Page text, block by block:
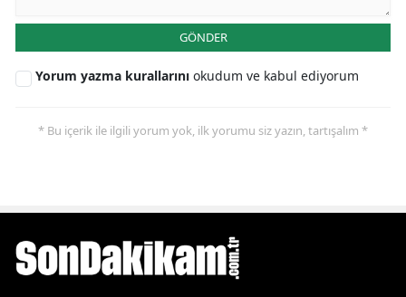
GÖNDER
Yorum yazma kurallarını okudum ve kabul ediyorum
* Bu içerik ile ilgili yorum yok, ilk yorumu siz yazın, tartışalım *